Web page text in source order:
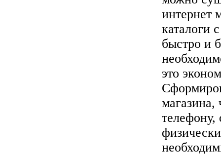
интернет
каталоги
быстро и
это
магазина,